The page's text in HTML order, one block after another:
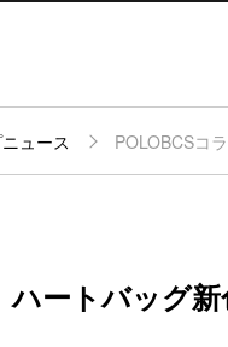
パーキング
ニ
イ
ュース POLOBCSコ
ートバッグ